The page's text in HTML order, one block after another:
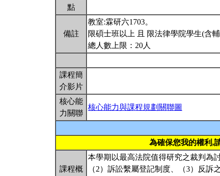
點
備註
教室:霖研六1703。
限碩士班以上 且 限法律學院學生(含
總人數上限：20人
課程簡
介影片
核心能
力關聯
核心能力與課程規劃關聯圖
為確保您我的權利,
課程概
本學期以最高法院值得研究之裁判為
（2）訴訟繫屬登記制度、（3）反